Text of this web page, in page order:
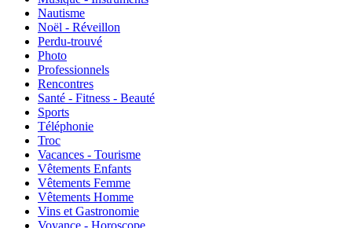
Nautisme
Noël - Réveillon
Perdu-trouvé
Photo
Professionnels
Rencontres
Santé - Fitness - Beauté
Sports
Téléphonie
Troc
Vacances - Tourisme
Vêtements Enfants
Vêtements Femme
Vêtements Homme
Vins et Gastronomie